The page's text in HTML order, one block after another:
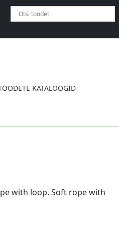
KATALOOGID
with loop. Soft rope with